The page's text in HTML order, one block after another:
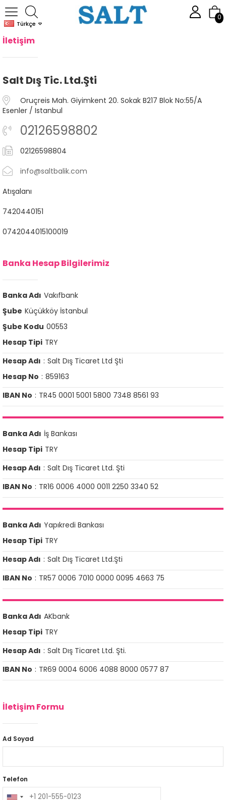
Türkçe
0
İletişim
Salt Dış Tic. Ltd.Şti
Oruçreis Mah. Giyimkent 20. Sokak B217 Blok No:55/A
Esenler / Istanbul
02126598802
02126598804
info@saltbalik.com
Atışalanı
7420440151
0742044015100019
Banka Hesap Bilgilerimiz
Banka Adı Vakıfbank
Şube Küçükköy İstanbul
Şube Kodu 00553
Hesap Tipi TRY
Hesap Adı : Salt Dış Ticaret Ltd Şti
Hesap No : 859163
IBAN No : TR45 0001 5001 5800 7348 8561 93
Banka Adı İş Bankası
Hesap Tipi TRY
Hesap Adı : Salt Dış Ticaret Ltd. Şti
IBAN No : TR16 0006 4000 0011 2250 3340 52
Banka Adı Yapıkredi Bankası
Hesap Tipi TRY
Hesap Adı : Salt Dış Ticaret Ltd.Şti
IBAN No : TR57 0006 7010 0000 0095 4663 75
Banka Adı AKbank
Hesap Tipi TRY
Hesap Adı : Salt Dış Ticaret Ltd. Şti.
IBAN No : TR69 0004 6006 4088 8000 0577 87
İletişim Formu
Ad Soyad
Telefon